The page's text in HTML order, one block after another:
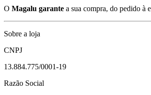
O Magalu garante a sua compra, do pedido à
Sobre a loja
CNPJ
13.884.775/0001-19
Razão Social